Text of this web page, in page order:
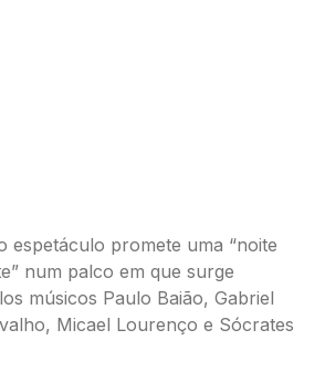
espetáculo promete uma “noite
num palco em que surge
músicos Paulo Baião, Gabriel
Micael Lourenço e Sócrates